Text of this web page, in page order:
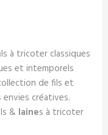
à tricoter classiques
et intemporels
de fils et
créatives.
& laines à tricoter